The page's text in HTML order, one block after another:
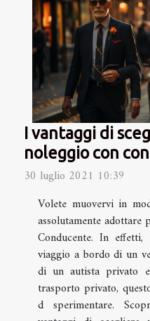
I vantaggi di
noleggio con
30 luglio 2021 10:39
Volete muovervi in
assolutamente
Conducente. In
viaggio a bordo di un
di un autista privato
trasporto privato,
d sperimentare.